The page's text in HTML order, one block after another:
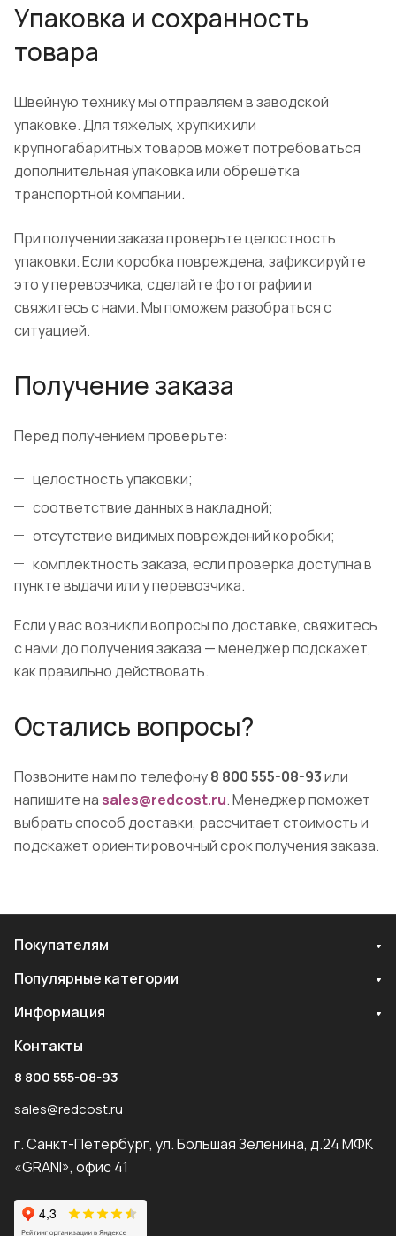
Упаковка и сохранность
товара
Швейную технику мы отправляем в заводской
упаковке. Для тяжёлых, хрупких или
крупногабаритных товаров может потребоваться
дополнительная упаковка или обрешётка
транспортной компании.
При получении заказа проверьте целостность
упаковки. Если коробка повреждена, зафиксируйте
это у перевозчика, сделайте фотографии и
свяжитесь с нами. Мы поможем разобраться с
ситуацией.
Получение заказа
Перед получением проверьте:
целостность упаковки;
соответствие данных в накладной;
отсутствие видимых повреждений коробки;
комплектность заказа, если проверка доступна в
пункте выдачи или у перевозчика.
Если у вас возникли вопросы по доставке, свяжитесь
с нами до получения заказа — менеджер подскажет,
как правильно действовать.
Остались вопросы?
Позвоните нам по телефону8 800 555-08-93или
напишите на sales@redcost.ru. Менеджер поможет
выбрать способ доставки, рассчитает стоимость и
подскажет ориентировочный срок получения заказа.
Покупателям
Популярные категории
Информация
Контакты
8 800 555-08-93
sales@redcost.ru
г. Санкт-Петербург, ул. Большая Зеленина, д.24 МФК
«GRANI», офис 41